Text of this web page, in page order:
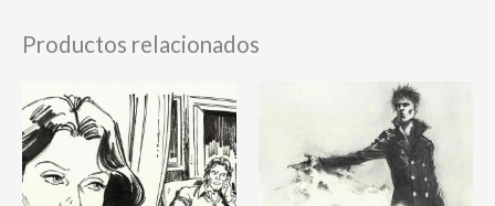
Productos relacionados